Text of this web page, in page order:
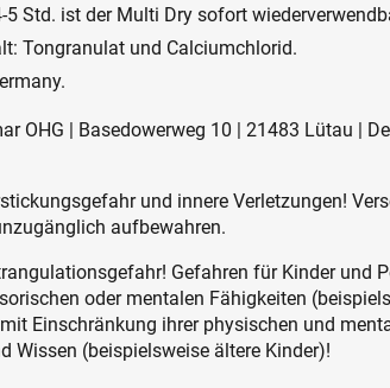
5 Std. ist der Multi Dry sofort
Tongranulat und Calciumchlorid.
OHG | Basedowerweg 10 | 21483 Lütau |
und innere Verletzungen!
aufbewahren.
Gefahren für Kinder und
oder mentalen Fähigkeiten
Einschränkung ihrer physischen und
Wissen (beispielsweise ältere Kinder)!